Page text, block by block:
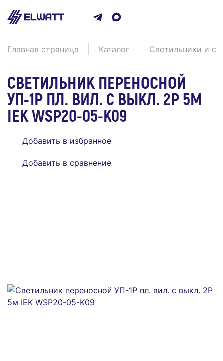
Главная страница Каталог Светильники и
СВЕТИЛЬНИК ПЕРЕНОСНОЙ
УП-1P ПЛ. ВИЛ. С ВЫКЛ. 2Р 5М
IEK WSP20-05-K09
Добавить в избранное
Добавить в сравнение